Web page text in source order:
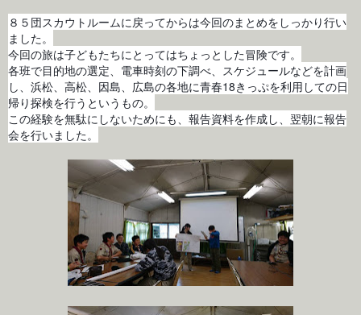
８５団スカウトルームに戻ってからは今回のまとめをしっかり行い
ました。
今回の旅は子どもたちにとってはちょっとした冒険です。
各班で目的地の選定、電車時刻の下調べ、スケジュールなどを計画
し、浜松、高松、因島、広島の各地に青春18きっぷを利用しての日
帰り探検を行うというもの。
この経験を無駄にしないためにも、 報告資料を作成し、翌朝に報告
会を行いました。